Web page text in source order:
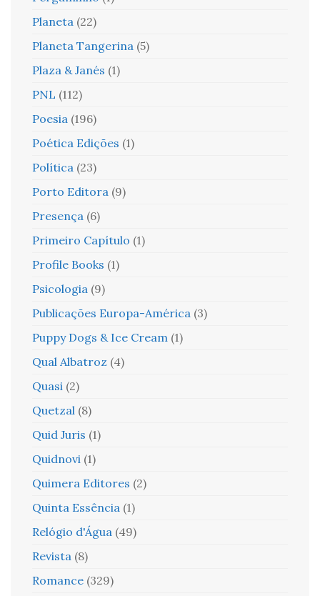
Planeta (22)
Planeta Tangerina (5)
Plaza & Janés (1)
PNL (112)
Poesia (196)
Poética Edições (1)
Política (23)
Porto Editora (9)
Presença (6)
Primeiro Capítulo (1)
Profile Books (1)
Psicologia (9)
Publicações Europa-América (3)
Puppy Dogs & Ice Cream (1)
Qual Albatroz (4)
Quasi (2)
Quetzal (8)
Quid Juris (1)
Quidnovi (1)
Quimera Editores (2)
Quinta Essência (1)
Relógio d'Água (49)
Revista (8)
Romance (329)